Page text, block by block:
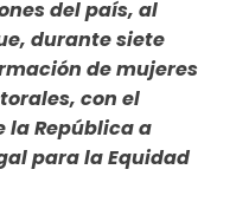
del país, al
durante siete
de mujeres
con el
la República a
para la Equidad